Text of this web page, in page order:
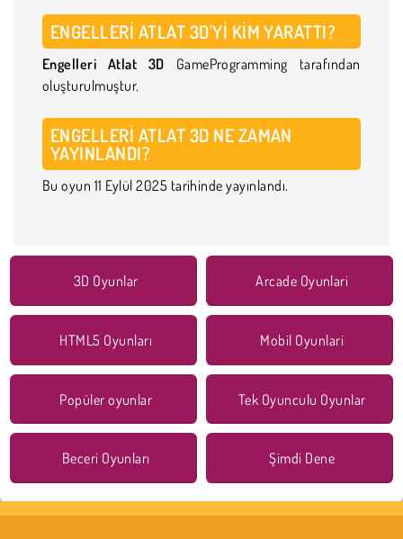
ENGELLERI ATLAT 3D'YI KIM YARATTI?
Engelleri Atlat 3D GameProgramming tarafından
oluşturulmuştur.
ENGELLERI ATLAT 3D NE ZAMAN
YAYINLANDI?
Bu oyun 11 Eylül 2025 tarihinde yayınlandı.
3D Oyunlar Arcade Oyunlari
HTML5 Oyunları Mobil Oyunlari
Popüler oyunlar Tek Oyunculu Oyunlar
Beceri Oyunları Şimdi Dene